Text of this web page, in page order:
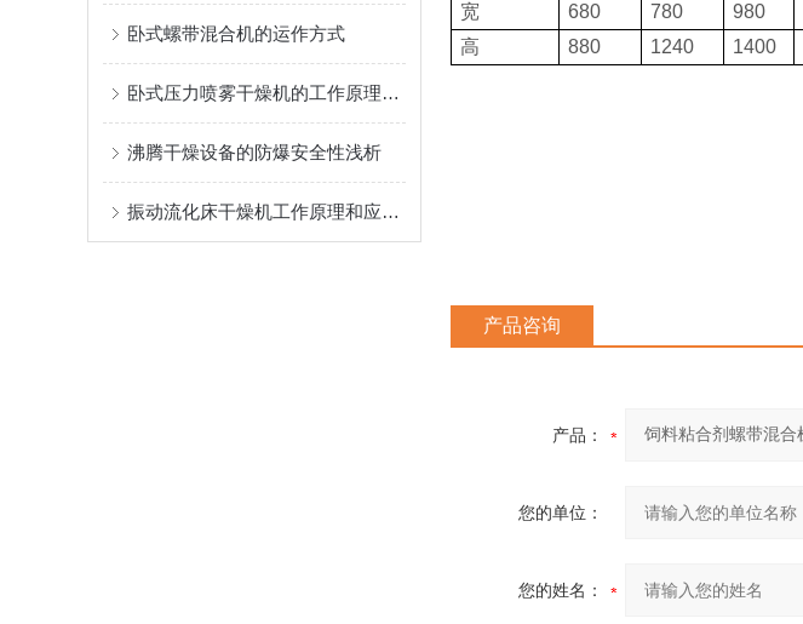
卧式螺带混合机的运作方式
卧式压力喷雾干燥机的工作原理和特点
沸腾干燥设备的防爆安全性浅析
振动流化床干燥机工作原理和应用领域
宽
680 780 980
高
880 1240 1400
产品咨询
产品：
您的单位：
您的姓名：